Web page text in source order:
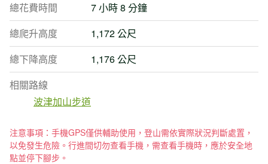
總花費時間
7 小時 8 分鐘
總爬升高度
1,172 公尺
總下降高度
1,176 公尺
相關路線
波津加山步道
注意事項：手機GPS僅供輔助使用，登山需依實際狀況判斷處置，
以免發生危險。行進間切勿查看手機，需查看手機時，應於安全地
點並停下腳步。